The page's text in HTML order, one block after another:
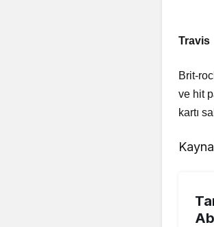
Travis
Brit-
ve hit
kartı